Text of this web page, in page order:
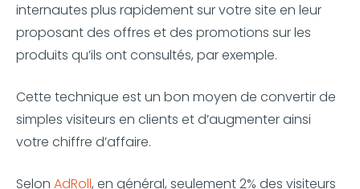
internautes plus rapidement sur votre site en leur
proposant des offres et des promotions sur les
produits qu’ils ont consultés, par exemple.
Cette technique est un bon moyen de convertir de
simples visiteurs en clients et d’augmenter ainsi
votre chiffre d’affaire.
Selon AdRoll, en général, seulement 2% des visiteurs